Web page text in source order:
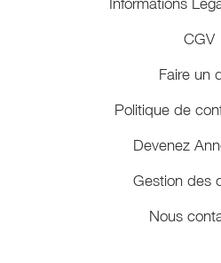
Informations
CGV
Faire un
Politique de
Devenez
Gestion des
Nous